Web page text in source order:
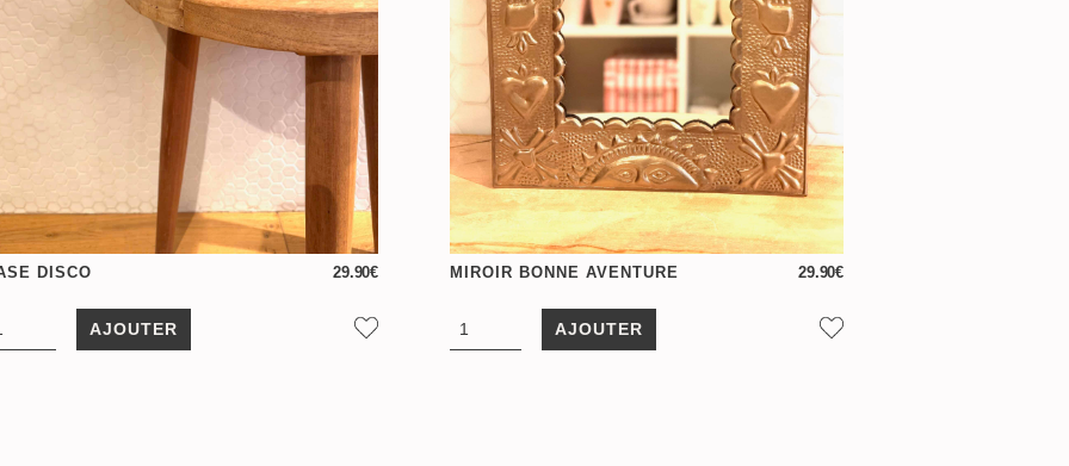
DISCO 29.90€
AJOUTER
MIROIR BONNE AVENTURE 29.90€
AJOUTER